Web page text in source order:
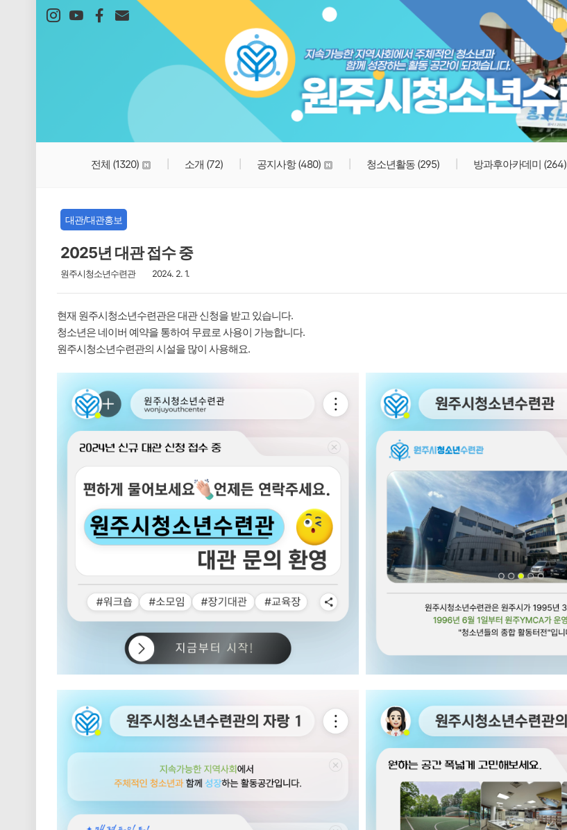
본문 바로가기
원주시청소년수련관
전체 (1320) 소개 (72) 공지사항(480) 청소년활동 (295) 방과후아카데미 (264)
대관/대관홍보
2025년 대관 접수 중
원주시청소년수련관 2024. 2. 1.
현재 원주시청소년수련관은 대관 신청을 받고 있습니다.
청소년은 네이버 예약을 통하여 무료로 사용이 가능합니다.
원주시청소년수련관의 시설을 많이 사용해요.